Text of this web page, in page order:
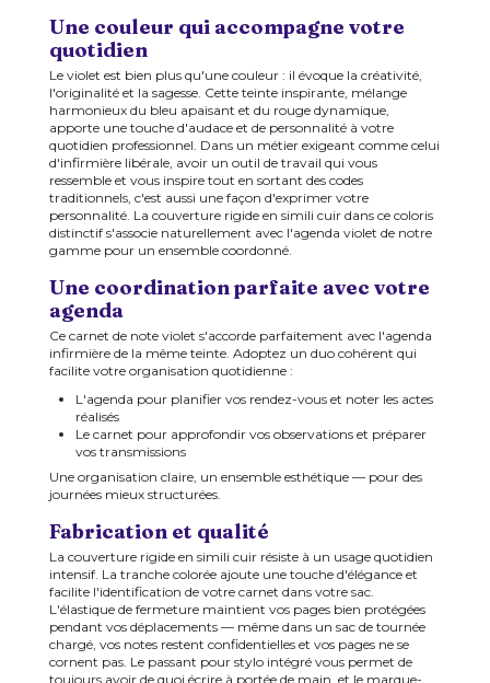
Une couleur qui accompagne votre
quotidien
Le violet est bien plus qu'une couleur : il évoque la créativité,
l'originalité et la sagesse. Cette teinte inspirante, mélange
harmonieux du bleu apaisant et du rouge dynamique,
apporte une touche d'audace et de personnalité à votre
quotidien professionnel. Dans un métier exigeant comme celui
d'infirmière libérale, avoir un outil de travail qui vous
ressemble et vous inspire tout en sortant des codes
traditionnels, c'est aussi une façon d'exprimer votre
personnalité. La couverture rigide en simili cuir dans ce coloris
distinctif s'associe naturellement avec l'agenda violet de notre
gamme pour un ensemble coordonné.
Une coordination parfaite avec votre
agenda
Ce carnet de note violet s'accorde parfaitement avec l'agenda
infirmière de la même teinte. Adoptez un duo cohérent qui
facilite votre organisation quotidienne :
L'agenda pour planifier vos rendez-vous et noter les actes
réalisés
Le carnet pour approfondir vos observations et préparer
vos transmissions
Une organisation claire, un ensemble esthétique — pour des
journées mieux structurées.
Fabrication et qualité
La couverture rigide en simili cuir résiste à un usage quotidien
intensif. La tranche colorée ajoute une touche d'élégance et
facilite l'identification de votre carnet dans votre sac.
L'élastique de fermeture maintient vos pages bien protégées
pendant vos déplacements — même dans un sac de tournée
chargé, vos notes restent confidentielles et vos pages ne se
cornent pas. Le passant pour stylo intégré vous permet de
toujours avoir de quoi écrire à portée de main, et le marque-